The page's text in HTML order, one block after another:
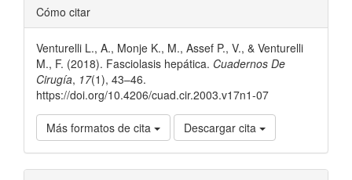
Detalles
del
artículo
Cómo citar
Venturelli L., A., Monje K., M., Assef P., V., & Venturelli
M., F. (2018). Fasciolasis hepática. Cuadernos De
Cirugía, 17(1), 43–46.
https://doi.org/10.4206/cuad.cir.2003.v17n1-07
Más formatos de cita Descargar cita